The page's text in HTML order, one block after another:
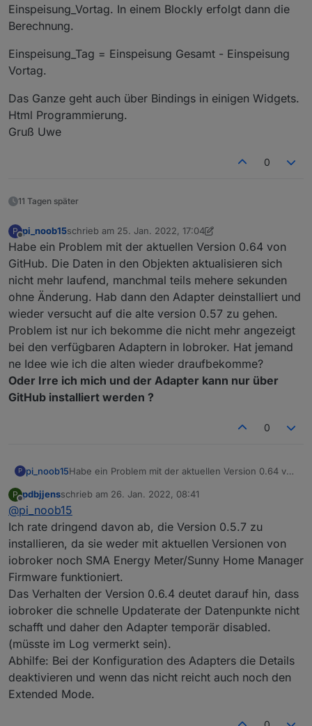
Einspeisung_Vortag. In einem Blockly erfolgt dann die
Berechnung.
Einspeisung_Tag = Einspeisung Gesamt - Einspeisung
Vortag.
Das Ganze geht auch über Bindings in einigen Widgets.
Html Programmierung.
Gruß Uwe
0
11 Tagen später
P
Offline
pi_noob15schrieb am 25. Jan. 2022, 17:04
zuletzt editiert von pi_noob15
Habe ein Problem mit der aktuellen Version 0.64 von
GitHub. Die Daten in den Objekten aktualisieren sich
nicht mehr laufend, manchmal teils mehere sekunden
ohne Änderung. Hab dann den Adapter deinstalliert und
wieder versucht auf die alte version 0.57 zu gehen.
Problem ist nur ich bekomme die nicht mehr angezeigt
bei den verfügbaren Adaptern in Iobroker. Hat jemand
ne Idee wie ich die alten wieder draufbekomme?
Oder Irre ich mich und der Adapter kann nur über
GitHub installiert werden ?
0
P pi_noob15Habe ein Problem mit der aktuellen Version 0.64 von
nicht mehr laufend, manchmal teils mehere
sekunden ohne Änderung. Hab dann den Adapter
deinstalliert und wieder versucht auf die alte version
0.57 zu gehen. Problem ist nur ich bekomme die
nicht mehr angezeigt bei den verfügbaren Adaptern
in Iobroker. Hat jemand ne Idee wie ich die alten
wieder draufbekomme?
Oder Irre ich mich und der Adapter kann nur über
P
Offline
pdbjjensschrieb am 26. Jan. 2022, 08:41
zuletzt editiert von
@pi_noob15
Ich rate dringend davon ab, die Version 0.5.7 zu
installieren, da sie weder mit aktuellen Versionen von
iobroker noch SMA Energy Meter/Sunny Home Manager
Firmware funktioniert.
Das Verhalten der Version 0.6.4 deutet darauf hin, dass
iobroker die schnelle Updaterate der Datenpunkte nicht
schafft und daher den Adapter temporär disabled.
(müsste im Log vermerkt sein).
Abhilfe: Bei der Konfiguration des Adapters die Details
deaktivieren und wenn das nicht reicht auch noch den
Extended Mode.